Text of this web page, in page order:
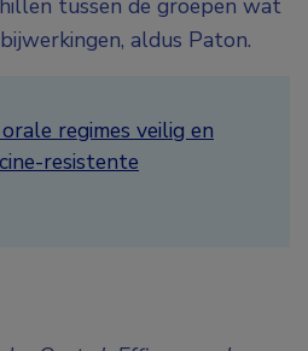
tussen de groepen wat
aldus Paton.
regimes veilig en
resistente